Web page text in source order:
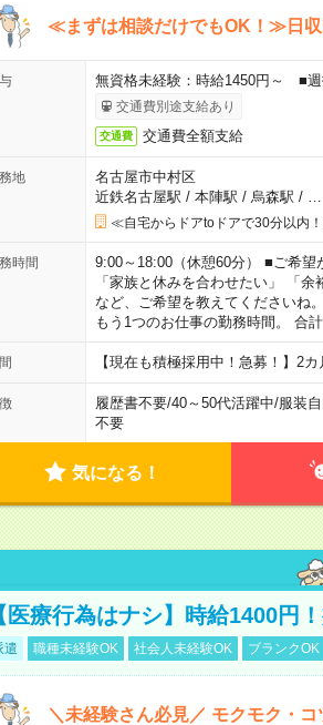
≪まずは相談だけでもOK！≫日収
無資格未経験：時給1450円～ ■
交通費別途支給あり
交通費 交通費全額支給
地
名古屋市中村区
近鉄名古屋駅 / 本陣駅 / 烏森駅 /
≪自宅からドアtoドアで30分以内
時間
9:00～18:00（休憩60分） ■ご希
「家族と休みを合わせたい」 「
など、ご希望を教えてくださいね
もう1つのお仕事の勤務時間。 合
【現在も積極採用中！急募！】2
履歴書不要/40～50代活躍中/服装
不要
気になる！
医療行為はナシ】時給1400円
遣 職種未経験OK 社会人未経験OK ブランクOK
＼未経験さん必見／ モクモク・